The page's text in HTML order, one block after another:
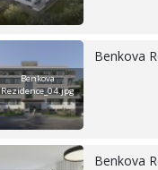
Benkova
Rezidence_04.jpg
Benkova
Benkova